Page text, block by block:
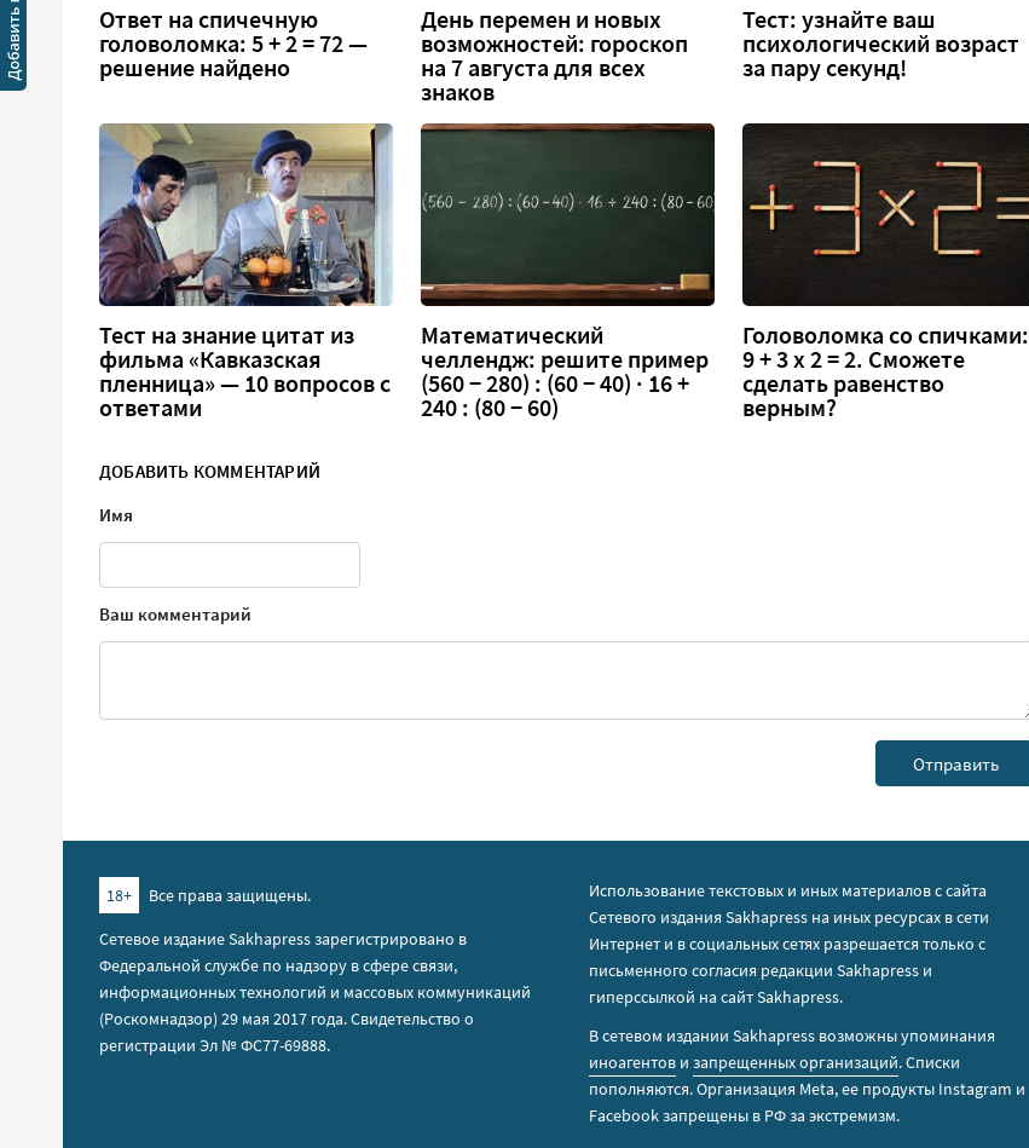
Ответ на спичечную
головоломка: 5 + 2 = 72 —
решение найдено
День перемен и новых
возможностей: гороскоп
на 7 августа для всех
знаков
Тест: узнайте ваш
психологический возраст
за пару секунд!
Тест на знание цитат из
фильма «Кавказская
пленница» — 10 вопросов с
ответами
Математический
челлендж: решите пример
(560 − 280) : (60 − 40) · 16 +
240 : (80 − 60)
Головоломка со спичками:
9 + 3 х 2 = 2. Сможете
сделать равенство
верным?
ДОБАВИТЬ КОММЕНТАРИЙ
Имя
Ваш комментарий
18+
Все права защищены.
Сетевое издание Sakhapress зарегистрировано в
Федеральной службе по надзору в сфере связи,
информационных технологий и массовых коммуникаций
(Роскомнадзор) 29 мая 2017 года. Свидетельство о
регистрации Эл № ФС77-69888.
Использование текстовых и иных материалов с сайта
Сетевого издания Sakhapress на иных ресурсах в сети
Интернет и в социальных сетях разрешается только с
письменного согласия редакции Sakhapress и
гиперссылкой на сайт Sakhapress.
В сетевом издании Sakhapress возможны упоминания
иноагентов изапрещенных организаций. Списки
пополняются. Организация Metа, ее продукты Instagram и
Facebook запрещены в РФ за экстремизм.